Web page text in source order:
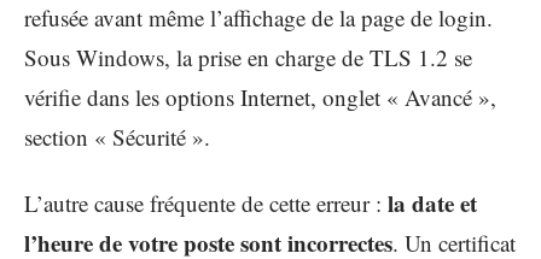
refusée avant même l’affichage de la page de login.
Sous Windows, la prise en charge de TLS 1.2 se
vérifie dans les options Internet, onglet « Avancé »,
section « Sécurité ».
L’autre cause fréquente de cette erreur : la date et
l’heure de votre poste sont incorrectes. Un certificat